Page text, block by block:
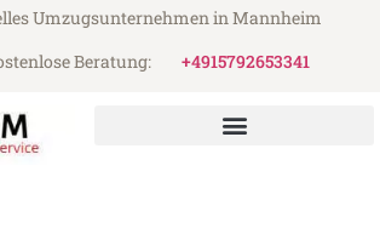
Umzugsunternehmen in Mannheim
Beratung:
+4915792653341